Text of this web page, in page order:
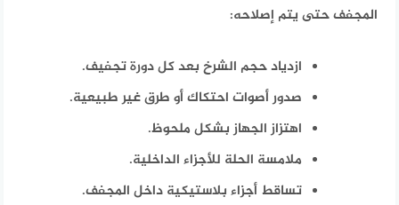
المجفف حتى يتم إصلاحه:
ازدياد حجم الشرخ بعد كل دورة تجفيف.
صدور أصوات احتكاك أو طرق غير طبيعية.
اهتزاز الجهاز بشكل ملحوظ.
ملامسة الحلة للأجزاء الداخلية.
تساقط أجزاء بلاستيكية داخل المجفف.